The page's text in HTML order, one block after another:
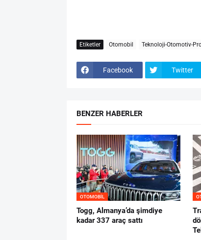
Etiketler Otomobil Teknoloji-Otomotiv-
Facebook Twitter
BENZER HABERLER
OTOMOBIL
Togg, Almanya’da şimdiye
kadar 337 araç sattı